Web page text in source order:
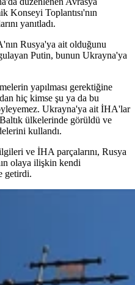
Toplantısı'nın
yanıtladı.
Rusya'ya ait olduğunu
Putin, bunun Ukrayna'ya
yapılması gerektiğine
hiç kimse şu ya da bu
Ukrayna'ya ait İHA'lar
ülkelerinde görüldü ve
kullandı.
ve İHA parçalarını, Rusya
olaya ilişkin kendi
getirdi.